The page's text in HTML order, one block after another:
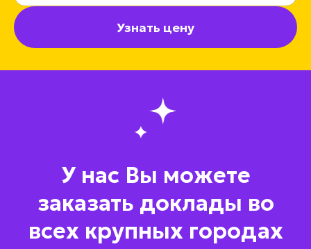
Узнать цену
У нас Вы можете
заказать доклады во
всех крупных городах